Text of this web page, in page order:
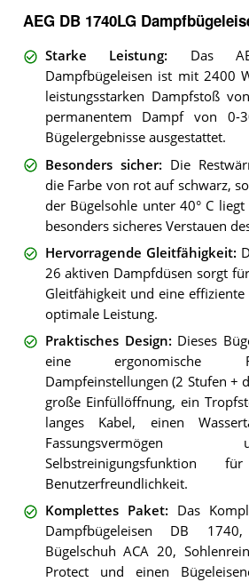
AEG DB 1740LG
Starke Leistung: Das
Dampfbügeleisen ist mit 2400
leistungsstarken Dampfstoß
permanentem Dampf von
Bügelergebnisse ausgestattet.
Besonders sicher: Die
die Farbe von rot auf schwarz,
der Bügelsohle unter 40° C
besonders sicheres Verstauen
Hervorragende Gleitfähigkeit:
26 aktiven Dampfdüsen sorgt
Gleitfähigkeit und eine
optimale Leistung.
Praktisches Design: Dieses
eine ergonomische
Dampfeinstellungen (2 Stufen +
große Einfüllöffnung, ein
langes Kabel, einen
Selbstreinigungsfunktion
Benutzerfreundlichkeit.
Komplettes Paket: Das
Dampfbügeleisen DB
Bügelschuh ACA 20,
Protect und einen